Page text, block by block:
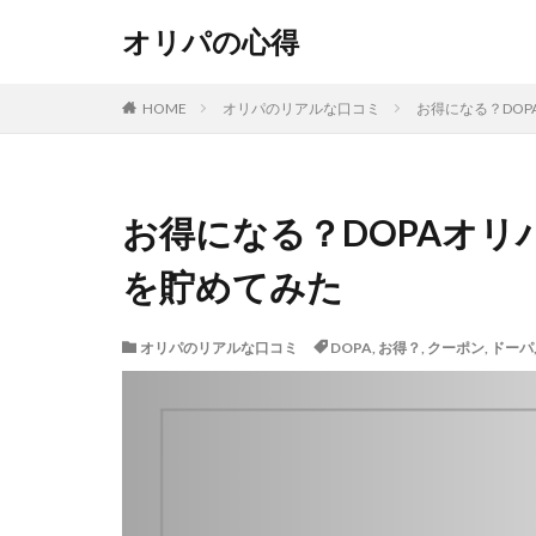
オリパの心得
HOME オリパのリアルな口コミ お得になる？
お得になる？DOPAオ
を貯めてみた
オリパのリアルな口コミ DOPA, お得？, クーポン, ドーパ